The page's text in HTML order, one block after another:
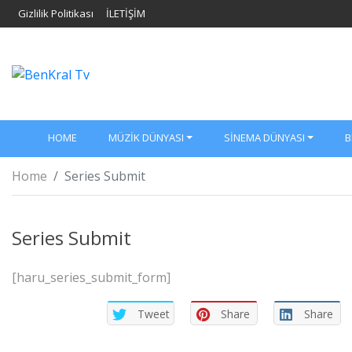
Gizlilik Politikası İLETİŞİM
HOME MÜZIK DÜNYASI SINEMA DÜNYASI
Home Series Submit
Series Submit
[haru_series_submit_form]
Tweet Share Share